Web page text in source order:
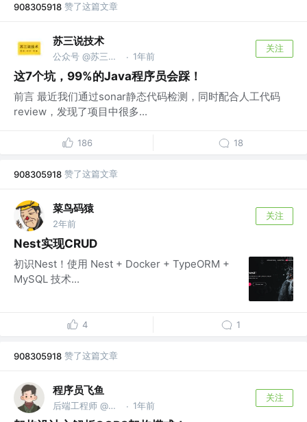
908305918 赞了这篇文章
苏三说技术
公众号 @苏三说技术｜susan.net.cn · 1年前
关注
这7个坑，99%的Java程序员会踩！
前言 最近我们通过sonar静态代码检测，同时配合人工代码
review，发现了项目中很多...
186 18
908305918 赞了这篇文章
菜鸟码猿
2年前
关注
Nest实现CRUD
初识Nest！使用 Nest + Docker + TypeORM +
MySQL 技术...
4 1
908305918 赞了这篇文章
程序员飞鱼
后端工程师 @美团 · 1年前
关注